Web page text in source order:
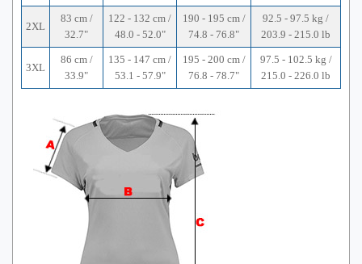
2XL
83 cm /
32.7"
122 - 132 cm /
48.0 - 52.0"
190 - 195 cm /
74.8 - 76.8"
92.5 - 97.5 kg /
203.9 - 215.0 lb
3XL
86 cm /
33.9"
135 - 147 cm /
53.1 - 57.9"
195 - 200 cm /
76.8 - 78.7"
97.5 - 102.5 kg /
215.0 - 226.0 lb